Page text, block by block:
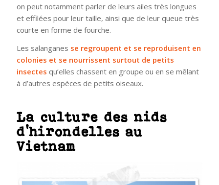
on peut notamment parler de leurs ailes très longues
et effilées pour leur taille, ainsi que de leur queue très
courte en forme de fourche.
Les salanganes se regroupent et se reproduisent en
colonies et se nourrissent surtout de petits
insectes qu’elles chassent en groupe ou en se mêlant
à d’autres espèces de petits oiseaux.
La culture des nids
d’hirondelles au
Vietnam